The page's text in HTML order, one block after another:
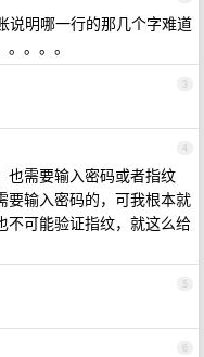
说明哪一行的那几个字难道
。。。
3
4
也需要输入密码或者指纹
要输入密码的，可我根本就
不可能验证指纹，就这么给
5
6